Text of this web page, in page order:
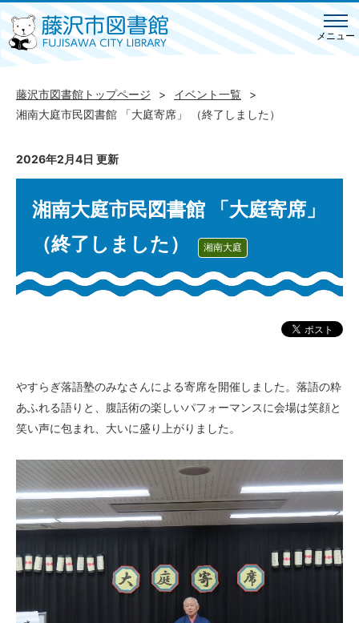
メニュー
藤沢市図書館トップページ
イベント一覧
湘南大庭市民図書館 「大庭寄席」 （終了しました）
2026年2月4日 更新
湘南大庭市民図書館 「大庭寄席」
（終了しました）
湘南大庭
やすらぎ落語塾のみなさんによる寄席を開催しました。落語の粋
あふれる語りと、腹話術の楽しいパフォーマンスに会場は笑顔と
笑い声に包まれ、大いに盛り上がりました。